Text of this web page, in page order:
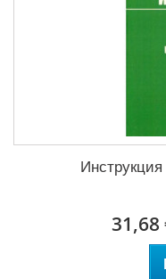
31,68